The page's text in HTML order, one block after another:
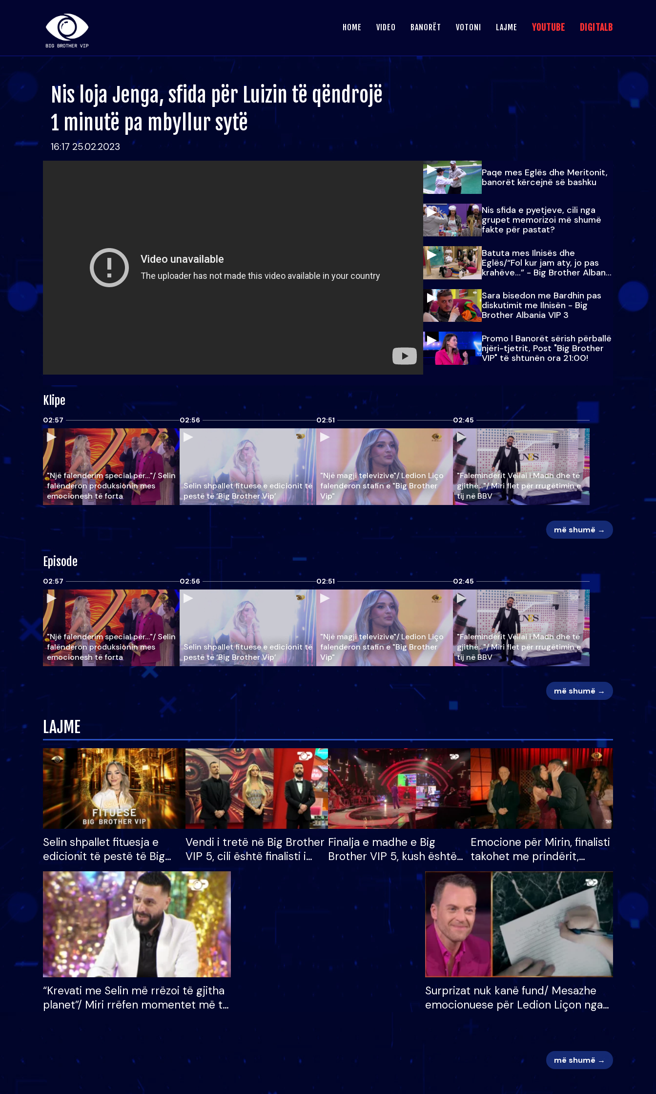
HOME VIDEO BANORËT VOTONI LAJME YOUTUBE DIGITALB
Nis loja Jenga, sfida për Luizin të qëndrojë
1 minutë pa mbyllur sytë
16:17 25.02.2023
Paqe mes Eglës dhe Meritonit,
banorët kërcejnë së bashku
Nis sfida e pyetjeve, cili nga
grupet memorizoi më shumë
fakte për pastat?
Batuta mes Ilnisës dhe
Eglës/“Fol kur jam aty, jo pas
krahëve…” - Big Brother Albania
VIP 3
Sara bisedon me Bardhin pas
diskutimit me Ilnisën - Big
Brother Albania VIP 3
Promo l Banorët sërish përballë
njëri-tjetrit, Post "Big Brother
VIP" të shtunën ora 21:00!
Klipe
02:57
"Një falenderim special për…"/ Selin
falënderon produksionin mes
emocionesh të forta
02:56
Selin shpallet fituese e edicionit të
pestë të ‘Big Brother Vip’
02:51
"Një magji televizive"/ Ledion Liço
falenderon stafin e "Big Brother
Vip"
02:45
"Faleminderit Vëllai i Madh dhe të
gjithë…"/ Miri flet për rrugëtimin e
tij në BBV
më shumë →
Episode
02:57
"Një falenderim special për…"/ Selin
falënderon produksionin mes
emocionesh të forta
02:56
Selin shpallet fituese e edicionit të
pestë të ‘Big Brother Vip’
02:51
"Një magji televizive"/ Ledion Liço
falenderon stafin e "Big Brother
Vip"
02:45
"Faleminderit Vëllai i Madh dhe të
gjithë…"/ Miri flet për rrugëtimin e
tij në BBV
më shumë →
LAJME
Selin shpallet fituesja e
edicionit të pestë të Big
Brother VIP, rrëmben
çmimin e madh prej 100
mijë eurosh
Vendi i tretë në Big Brother
VIP 5, cili është finalisti i
radhës që lë shtëpinë
Finalja e madhe e Big
Brother VIP 5, kush është
banori i parë që lë shtëpinë
dhe humb mundësinë për
të fituar çmimin e madh
Emocione për Mirin, finalisti
takohet me prindërit,
vajzën dhe bashkëshorten:
S’kemi ndonjë letër divorci
apo jo?
“Krevati me Selin më rrëzoi të gjitha
planet”/ Miri rrëfen momentet më të
mungojë zilja e mëngjesit kur…
Surprizat nuk kanë fund/ Mesazhe
emocionuese për Ledion Liçon nga
më shumë →